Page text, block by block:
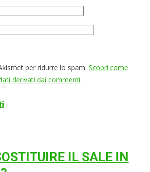
per ridurre lo spam. Scopri come
derivati dai commenti.
IL SALE IN